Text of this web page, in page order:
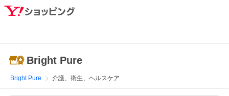
Bright Pure
Bright Pure 介護、衛生、ヘルスケア